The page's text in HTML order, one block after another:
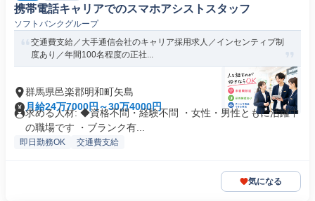
携帯電話キャリアでのスマホアシストスタッフ
ソフトバンクグループ
交通費支給／大手通信会社のキャリア採用求人／インセンティブ制
度あり／年間100名程度の正社...
群馬県邑楽郡明和町矢島
月給24万7000円～30万4000円
求める人材: ◆資格不問・経験不問 ・女性・男性ともに活躍中
の職場です ・ブランク有...
即日勤務OK 交通費支給
気になる